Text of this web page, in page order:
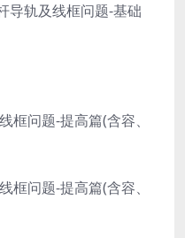
轨及线框问题-基础
框问题-提高篇(含容、
框问题-提高篇(含容、